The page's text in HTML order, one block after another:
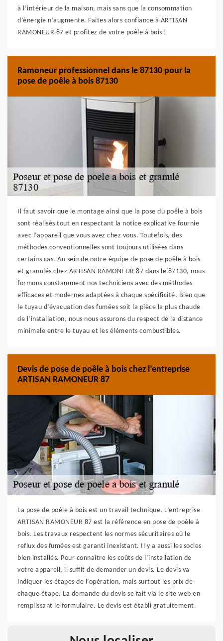
à l’intérieur de la maison, mais sans que la consommation
d’énergie n’augmente. Faites alors confiance à ARTISAN
RAMONEUR 87 et profitez de votre poêle à bois !
Ramoneur professionnel dans le 87130 pour la
pose de poêle à bois 87130
Il faut savoir que le montage ainsi que la pose du poêle à bois
sont réalisés tout en respectant la notice explicative fournie
avec l’appareil que vous avez chez vous. Toutefois, des
méthodes conventionnelles sont toujours utilisées dans
certains cas. Au sein de notre équipe de pose de poêle à bois
et granulés chez ARTISAN RAMONEUR 87 dans le 87130, nous
formons constamment nos techniciens avec des méthodes
efficaces et modernes adaptées à chaque spécificité. Bien que
le tuyau d’évacuation des fumées soit la pièce la plus chaude
de l’installation, nous nous assurons du respect de la distance
minimale entre le tuyau et les éléments combustibles.
Devis de pose de poêle à bois chez l’entreprise
ARTISAN RAMONEUR 87
La pose de poêle à bois est un travail technique. L’entreprise
ARTISAN RAMONEUR 87 est la référence en pose de poêle à
bois. Les travaux respectent les normes sécuritaires où le
reflux des fumées est garanti inexistant. Il y a aussi les socles
bien installés. Pour connaître les coûts de l’installation de
votre appareil, il suffit de demander un devis. Le devis va
indiquer les étapes de l’opération, mais surtout les prix de
chaque étape. La demande du devis se fait via le site web en
remplissant le formulaire. Le devis est établi gratuitement.